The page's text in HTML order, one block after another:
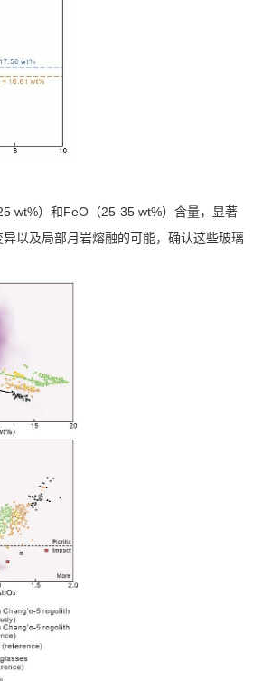
wt%）和FeO（25-35 wt%）含量，显著
以及局部月岩熔融的可能，确认这些玻璃